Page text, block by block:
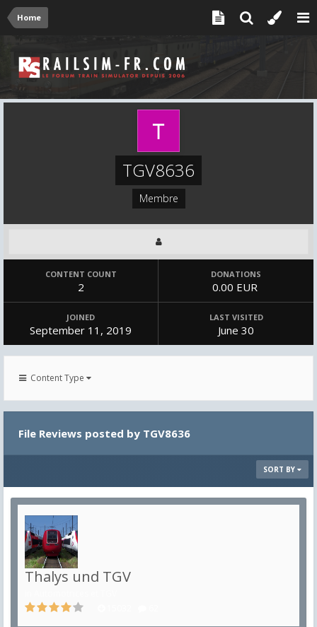
Home
TGV8636
Membre
CONTENT COUNT
2
DONATIONS
0.00 EUR
JOINED
September 11, 2019
LAST VISITED
June 30
Content Type
File Reviews posted by TGV8636
SORT BY
Thalys und TGV